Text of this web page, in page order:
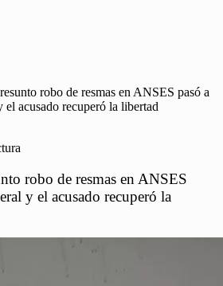
robo de resmas en ANSES pasó a
el acusado recuperó la libertad
robo de resmas en ANSES
y el acusado recuperó la